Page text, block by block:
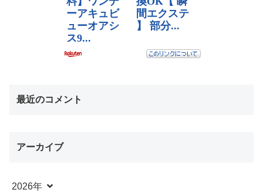
最近のコメント
アーカイブ
2026年